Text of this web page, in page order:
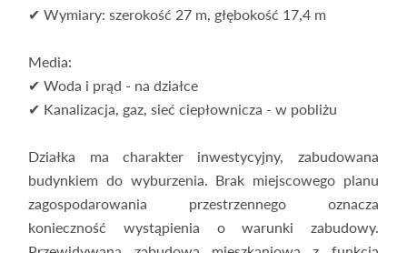
✔ Wymiary: szerokość 27 m, głębokość 17,4 m
Media:
✔ Woda i prąd - na działce
✔ Kanalizacja, gaz, sieć ciepłownicza - w pobliżu
Działka ma charakter inwestycyjny, zabudowana
budynkiem do wyburzenia. Brak miejscowego planu
zagospodarowania przestrzennego oznacza
konieczność wystąpienia o warunki zabudowy.